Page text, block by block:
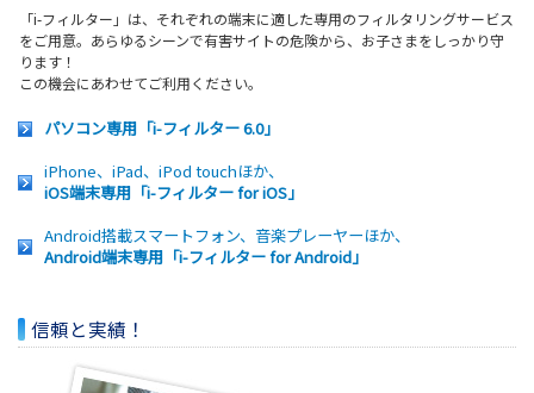
「i-フィルター」は、それぞれの端末に適した専用のフィルタリングサービス
をご用意。あらゆるシーンで有害サイトの危険から、お子さまをしっかり守
ります！
この機会にあわせてご利用ください。
パソコン専用「i-フィルター 6.0」
iPhone、iPad、iPod touchほか、
iOS端末専用「i-フィルター for iOS」
Android搭載スマートフォン、音楽プレーヤーほか、
Android端末専用「i-フィルター for Android」
信頼と実績！